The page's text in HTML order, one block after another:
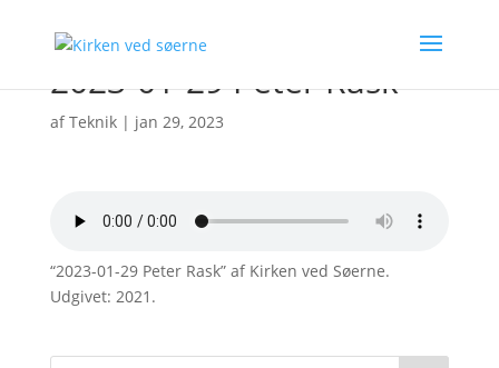
2023-01-29 Peter Rask
afTeknik| jan 29, 2023
“2023-01-29 Peter Rask” af Kirken ved Søerne.
Udgivet: 2021.